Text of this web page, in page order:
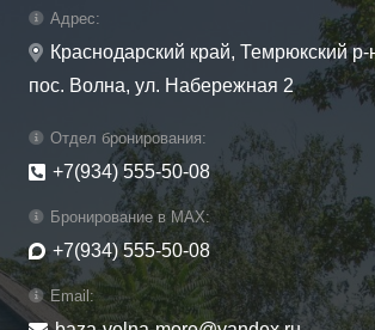
Адрес:
Краснодарский край, Темрюкский р-
пос. Волна, ул. Набережная 2
Отдел бронирования:
+7(934) 555-50-08
Бронирование в MAX:
+7(934) 555-50-08
Email: